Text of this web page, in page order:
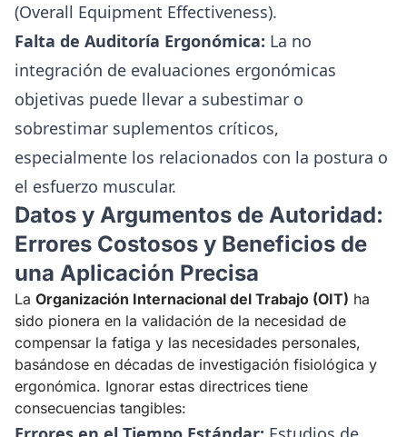
(Overall Equipment Effectiveness).
Falta de Auditoría Ergonómica: La no
integración de evaluaciones ergonómicas
objetivas puede llevar a subestimar o
sobrestimar suplementos críticos,
especialmente los relacionados con la postura o
el esfuerzo muscular.
Datos y Argumentos de Autoridad:
Errores Costosos y Beneficios de
una Aplicación Precisa
La Organización Internacional del Trabajo (OIT) ha
sido pionera en la validación de la necesidad de
compensar la fatiga y las necesidades personales,
basándose en décadas de investigación fisiológica y
ergonómica. Ignorar estas directrices tiene
consecuencias tangibles: